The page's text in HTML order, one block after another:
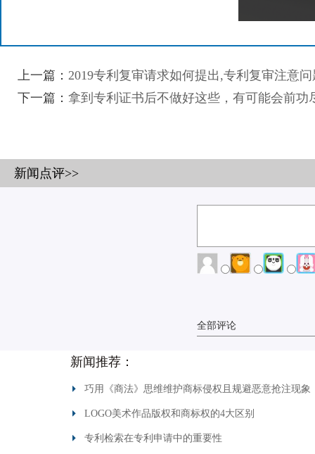
上一篇： 2019专利复审请求如何提出,专利复审注意问
下一篇： 拿到专利证书后不做好这些，有可能会前功
新闻点评>>
全部评论
新闻推荐：
巧用《商法》思维维护商标侵权且规避恶意抢注现象
LOGO美术作品版权和商标权的4大区别
专利检索在专利申请中的重要性